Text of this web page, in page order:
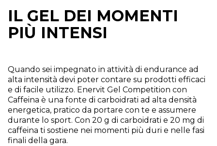
IL GEL DEI MOMENTI
PIÙ INTENSI
Quando sei impegnato in attività di endurance ad
alta intensità devi poter contare su prodotti efficaci
e di facile utilizzo. Enervit Gel Competition con
Caffeina è una fonte di carboidrati ad alta densità
energetica, pratico da portare con te e assumere
durante lo sport. Con 20 g di carboidrati e 20 mg di
caffeina ti sostiene nei momenti più duri e nelle fasi
finali della gara.